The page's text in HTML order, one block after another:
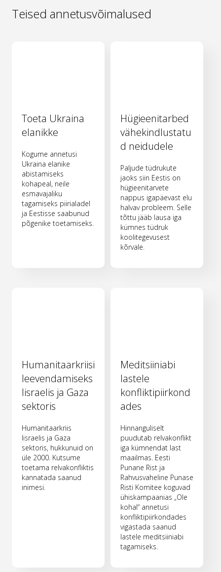
Teised annetusvõimalused
Toeta Ukraina
elanikke
Kogume annetusi
Ukraina elanike
abistamiseks
kohapeal, neile
esmavajaliku
tagamiseks piirialadel
ja Eestisse saabunud
põgenike toetamiseks.
Hügieenitarbed
vähekindlustatu
d neidudele
Paljude tüdrukute
jaoks siin Eestis on
hügieenitarvete
nappus igapäevast elu
halvav probleem. Selle
tõttu jääb lausa iga
kümnes tüdruk
koolitegevusest
kõrvale.
Humanitaarkriisi
leevendamiseks
Iisraelis ja Gaza
sektoris
Humanitaarkriis
Iisraelis ja Gaza
sektoris, hukkunuid on
üle 2000. Kutsume
toetama relvakonfliktis
kannatada saanud
inimesi.
Meditsiiniabi
lastele
konfliktipiirkond
ades
Hinnanguliselt
puudutab relvakonflikt
iga kümnendat last
maailmas. Eesti
Punane Rist ja
Rahvusvaheline Punase
Risti Komitee koguvad
ühiskampaanias „Ole
kohal“ annetusi
konfliktipiirkondades
vigastada saanud
lastele meditsiiniabi
tagamiseks.